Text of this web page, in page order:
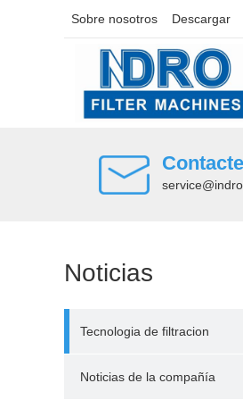
Sobre nosotros Descargar
Noticias
Tecnologia de filtracion
Noticias de la compañía